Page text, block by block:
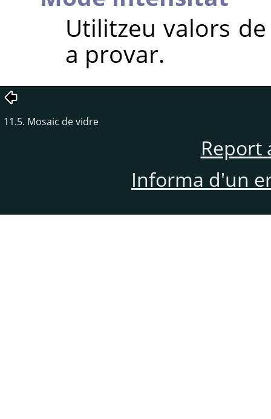
Utilitzeu valors
a provar.
11.5. Mosaic de vidre
Report
Informa d'un